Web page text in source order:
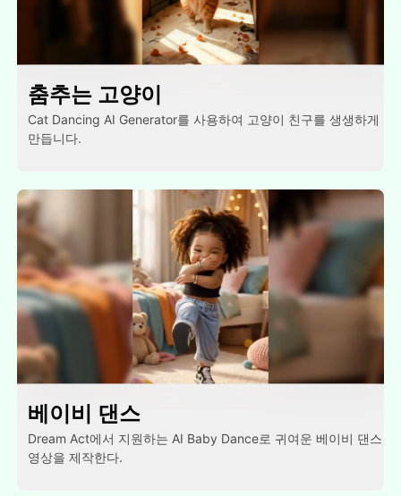
춤추는 고양이
Cat Dancing AI Generator를 사용하여 고양이 친구를 생생하게
만듭니다.
베이비 댄스
Dream Act에서 지원하는 AI Baby Dance로 귀여운 베이비 댄스
영상을 제작한다.